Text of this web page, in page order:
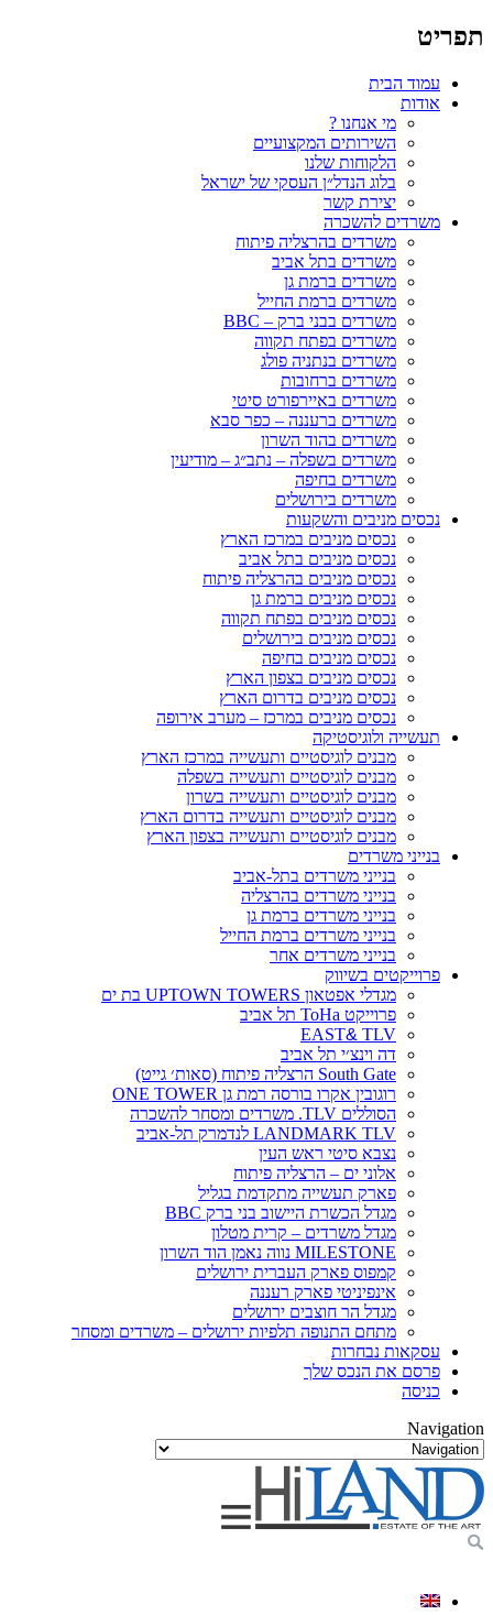
תפריט
עמוד הבית
אודות
מי אנחנו ?
השירותים המקצועיים
הלקוחות שלנו
בלוג הנדל״ן העסקי של ישראל
יצירת קשר
משרדים להשכרה
משרדים בהרצליה פיתוח
משרדים בתל אביב
משרדים ברמת גן
משרדים ברמת החייל
משרדים בבני ברק – BBC
משרדים בפתח תקווה
משרדים בנתניה פולג
משרדים ברחובות
משרדים באיירפורט סיטי
משרדים ברעננה – כפר סבא
משרדים בהוד השרון
משרדים בשפלה – נתב״ג – מודיעין
משרדים בחיפה
משרדים בירושלים
נכסים מניבים והשקעות
נכסים מניבים במרכז הארץ
נכסים מניבים בתל אביב
נכסים מניבים בהרצליה פיתוח
נכסים מניבים ברמת גן
נכסים מניבים בפתח תקווה
נכסים מניבים בירושלים
נכסים מניבים בחיפה
נכסים מניבים בצפון הארץ
נכסים מניבים בדרום הארץ
נכסים מניבים במרכז – מערב אירופה
תעשייה ולוגיסטיקה
מבנים לוגיסטיים ותעשייה במרכז הארץ
מבנים לוגיסטיים ותעשייה בשפלה
מבנים לוגיסטיים ותעשייה בשרון
מבנים לוגיסטיים ותעשייה בדרום הארץ
מבנים לוגיסטיים ותעשייה בצפון הארץ
בנייני משרדים
בנייני משרדים בתל-אביב
בנייני משרדים בהרצליה
בנייני משרדים ברמת גן
בנייני משרדים ברמת החייל
בנייני משרדים אחר
פרוייקטים בשיווק
מגדלי אפטאון UPTOWN TOWERS בת ים
פרוייקט ToHa תל אביב
EAST& TLV
דה וינצ׳י תל אביב
South Gate הרצליה פיתוח (סאות׳ גייט)
רוגובין אקרו בורסה רמת גן ONE TOWER
הסוללים TLV. משרדים ומסחר להשכרה
LANDMARK TLV לנדמרק תל-אביב
נצבא סיטי ראש העין
אלוני ים – הרצליה פיתוח
פארק תעשייה מתקדמת בגליל
מגדל הכשרת היישוב בני ברק BBC
מגדל משרדים – קרית מטלון
MILESTONE נווה נאמן הוד השרון
קמפוס פארק העברית ירושלים
אינפיניטי פארק רעננה
מגדל הר חוצבים ירושלים
מתחם התנופה תלפיות ירושלים – משרדים ומסחר
עסקאות נבחרות
פרסם את הנכס שלך
כניסה
Navigation